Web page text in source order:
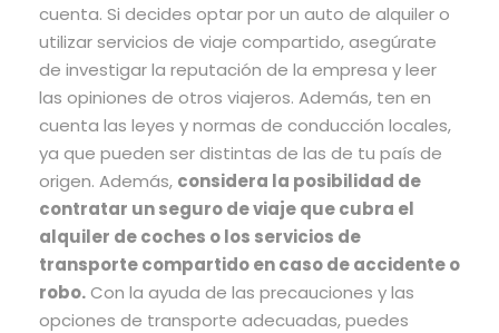
cuenta. Si decides optar por un auto de alquiler o
utilizar servicios de viaje compartido, asegúrate
de investigar la reputación de la empresa y leer
las opiniones de otros viajeros. Además, ten en
cuenta las leyes y normas de conducción locales,
ya que pueden ser distintas de las de tu país de
origen. Además, considera la posibilidad de
contratar un seguro de viaje que cubra el
alquiler de coches o los servicios de
transporte compartido en caso de accidente o
robo.Con la ayuda de las precauciones y las
opciones de transporte adecuadas, puedes